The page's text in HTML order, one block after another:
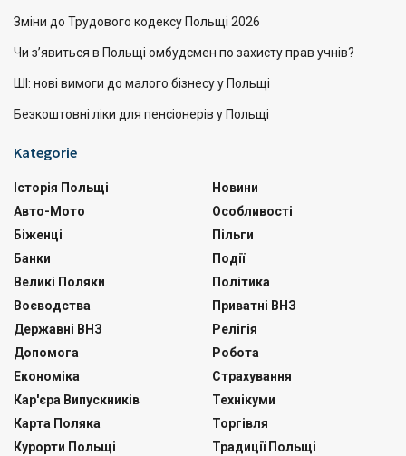
Зміни до Трудового кодексу Польщі 2026
Чи з’явиться в Польщі омбудсмен по захисту прав учнів?
ШІ: нові вимоги до малого бізнесу у Польщі
Безкоштовні ліки для пенсіонерів у Польщі
Kategorie
Історія Польщі
Авто-Мото
Біженці
Банки
Великі Поляки
Воєводства
Державні ВНЗ
Допомога
Економіка
Кар'єра Випускників
Карта Поляка
Курорти Польщі
Новини
Особливості
Пільги
Події
Політика
Приватні ВНЗ
Релігія
Робота
Страхування
Технікуми
Торгівля
Традиції Польщі